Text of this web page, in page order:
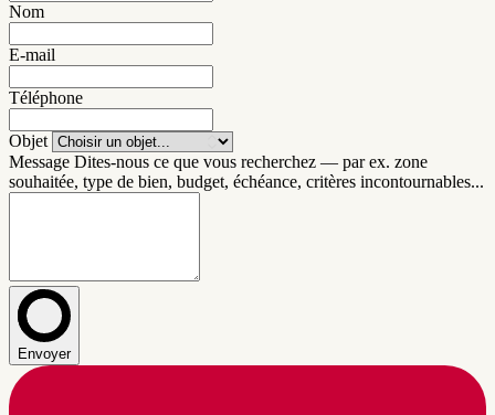
Nom
E-mail
Téléphone
Objet
Message Dites-nous ce que vous recherchez — par ex. zone
souhaitée, type de bien, budget, échéance, critères incontournables...
Envoyer